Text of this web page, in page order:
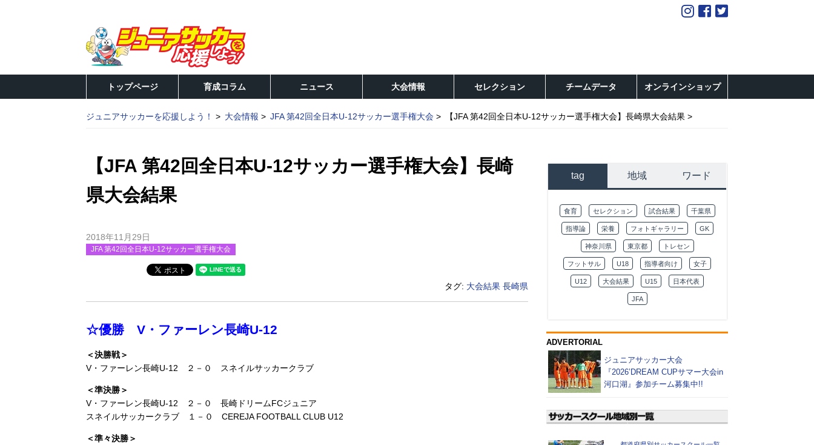
トップページ 育成コラム ニュース 大会情報 セレクション チームデータ オンラインショップ
ジュニアサッカーを応援しよう！ 大会情報 JFA 第42回全日本U-12サッカー選手権大会 【JFA 第42回全日本U-12サッカー選手権大会】長崎県大会結果
【JFA 第42回全日本U-12サッカー選手権大会】長崎
県大会結果
2018年11月29日
JFA 第42回全日本U-12サッカー選手権大会
タグ: 大会結果 長崎県
☆優勝 V・ファーレン長崎U-12
＜決勝戦＞
V・ファーレン長崎U-12 ２－０ スネイルサッカークラブ
＜準決勝＞
V・ファーレン長崎U-12 ２－０ 長崎ドリームFCジュニア
スネイルサッカークラブ １－０ CEREJA FOOTBALL CLUB U12
＜準々決勝＞
tag 地域 ワード
食育 セレクション 試合結果 千葉県
指導論 栄養 フォトギャラリー GK
神奈川県 東京都 トレセン
フットサル U18 指導者向け 女子
U12 大会結果 U15 日本代表
JFA
ADVERTORIAL
ジュニアサッカー大会
『2026’DREAM CUPサマー大会in
河口湖』参加チーム募集中!!